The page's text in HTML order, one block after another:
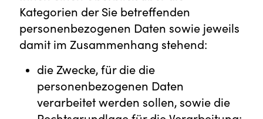
Kategorien der Sie betreffenden
personenbezogenen Daten sowie jeweils
damit im Zusammenhang stehend:
die Zwecke, für die die
personenbezogenen Daten
verarbeitet werden sollen, sowie die